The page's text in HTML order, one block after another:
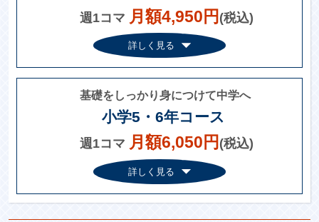
週1コマ 月額4,950円 (税込)
詳しく見る
基礎をしっかり身につけて中学へ
小学5・6年コース
週1コマ 月額6,050円 (税込)
詳しく見る